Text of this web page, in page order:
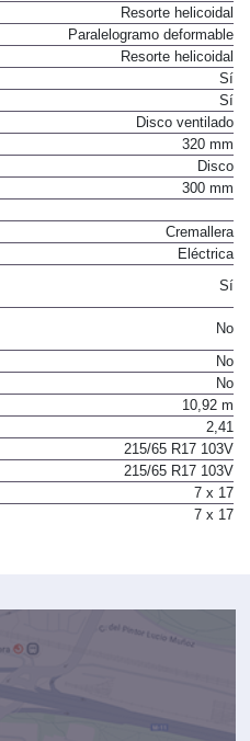
Resorte helicoidal
Paralelogramo deformable
Resorte helicoidal
Sí
Sí
Disco ventilado
320 mm
Disco
300 mm
Cremallera
Eléctrica
Sí
No
No
No
10,92 m
2,41
215/65 R17 103V
215/65 R17 103V
7 x 17
7 x 17